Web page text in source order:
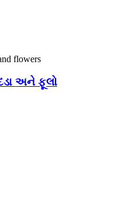
અને ફૂલો